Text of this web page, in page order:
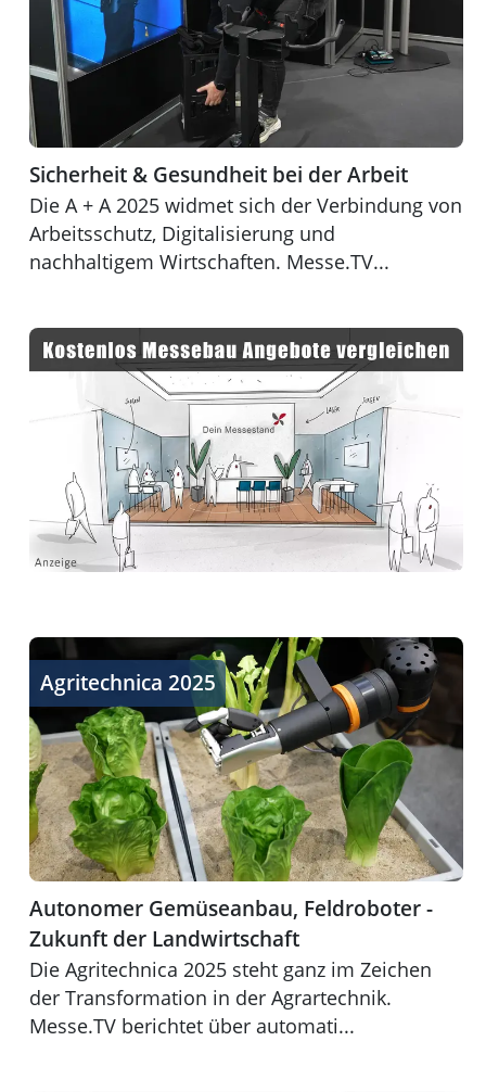
Sicherheit & Gesundheit bei der Arbeit
Die A + A 2025 widmet sich der Verbindung von
Arbeitsschutz, Digitalisierung und
nachhaltigem Wirtschaften. Messe.TV...
Autonomer Gemüseanbau, Feldroboter - Zukunft der
Agritechnica 2025
Autonomer Gemüseanbau, Feldroboter -
Zukunft der Landwirtschaft
Die Agritechnica 2025 steht ganz im Zeichen
der Transformation in der Agrartechnik.
Messe.TV berichtet über automati...